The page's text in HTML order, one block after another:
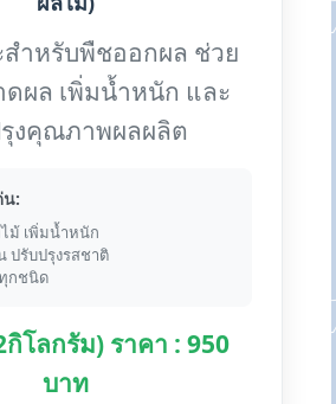
สำหรับพืชออกผล ช่วย
ผล เพิ่มน้ำหนัก และ
งคุณภาพผลผลิต
น:
ม้ เพิ่มน้ำหนัก
ปรับปรุงรสชาติ
กชนิด
โลกรัม) ราคา : 950
บาท